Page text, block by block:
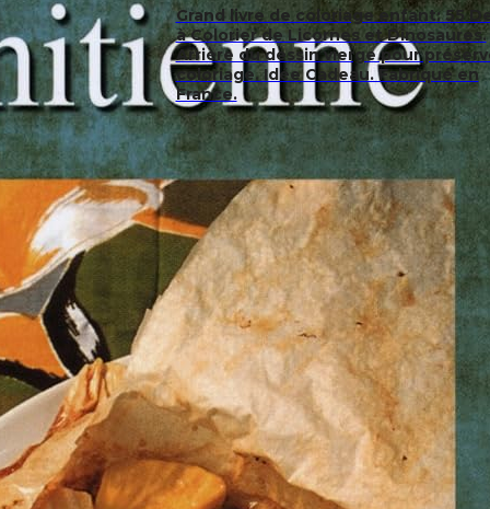
Grand livre de coloriage enfant: 55
à Colorier de Licornes et Dinosaures.
Arrière du dessin vierge pour
coloriage. Idée Cadeau. Fabriqué en
France.